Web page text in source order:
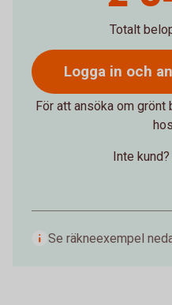
Totalt
Logga in och
För att ansöka om grönt
Inte kund?
Se räkneexempel